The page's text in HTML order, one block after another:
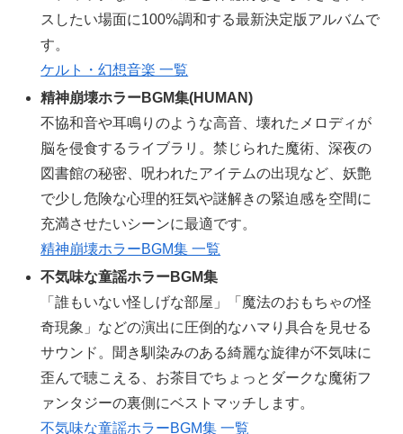
スしたい場面に100%調和する最新決定版アルバムで
す。
ケルト・幻想音楽 一覧
精神崩壊ホラーBGM集(HUMAN)
不協和音や耳鳴りのような高音、壊れたメロディが
脳を侵食するライブラリ。禁じられた魔術、深夜の
図書館の秘密、呪われたアイテムの出現など、妖艶
で少し危険な心理的狂気や謎解きの緊迫感を空間に
充満させたいシーンに最適です。
精神崩壊ホラーBGM集 一覧
不気味な童謡ホラーBGM集
「誰もいない怪しげな部屋」「魔法のおもちゃの怪
奇現象」などの演出に圧倒的なハマり具合を見せる
サウンド。聞き馴染みのある綺麗な旋律が不気味に
歪んで聴こえる、お茶目でちょっとダークな魔術フ
ァンタジーの裏側にベストマッチします。
不気味な童謡ホラーBGM集 一覧